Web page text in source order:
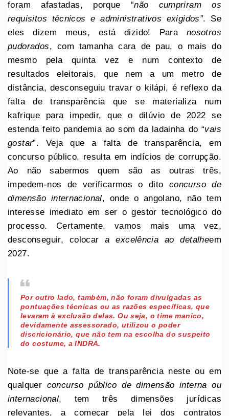
foram afastadas, porque “não cumpriram os
requisitos técnicos e administrativos exigidos”.
Se
eles dizem meus, está dizido! Para nosotros
pudorados, com tamanha cara de pau, o mais do
mesmo pela quinta vez e num contexto de
resultados eleitorais, que nem a um metro de
distância, desconseguiu travar o kilápi, é reflexo da
falta de transparência que se materializa num
kafrique para impedir, que o dilúvio de 2022 se
estenda feito pandemia ao som da ladainha do “vais
gostar”. Veja que a falta de transparência, em
concurso público, resulta em indícios de corrupção.
Ao não sabermos quem são as outras três,
impedem-nos de verificarmos o dito concurso de
dimensão internacional, onde o angolano, não tem
interesse imediato em ser o gestor tecnológico do
processo. Certamente, vamos mais uma vez,
desconseguir, colocara excelência ao detalheem
2027.
Por outro lado, também, não foram divulgadas as
pontuações técnicas ou as razões específicas, que
levaram à exclusão delas. Ou seja, otime manico,
devidamente assessorado, utilizou o poder
discricionário,que não tem na escolha dosuspeito
do costume, a INDRA.
Note-se que a falta de transparência neste ou em
qualquer concurso público de dimensão interna ou
internacional, tem três dimensões jurídicas
relevantes, a começar pela lei dos contratos